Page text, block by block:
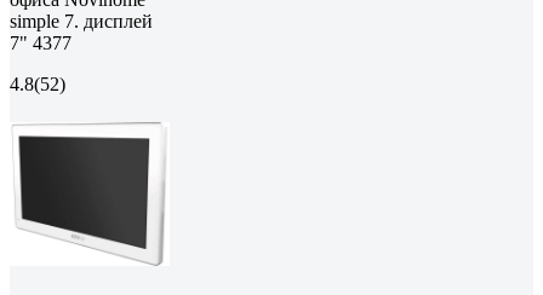
simple 7. дисплей
7" 4377
4.8(52)